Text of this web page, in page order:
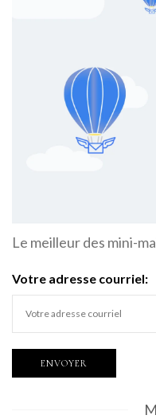
Le meilleur des mini-
Votre adresse courriel: